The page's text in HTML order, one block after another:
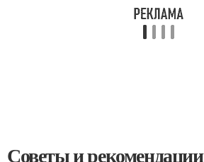
Советы и рекомендации